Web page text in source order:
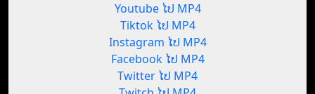
Youtube ໄປ MP4
Tiktok ໄປ MP4
Instagram ໄປ MP4
Facebook ໄປ MP4
Twitter ໄປ MP4